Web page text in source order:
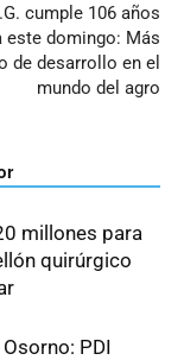
cumple 106 años
este domingo: Más
de desarrollo en el
mundo del agro
millones para
quirúrgico
PDI